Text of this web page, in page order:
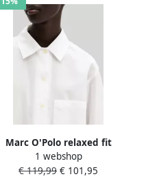
Marc O'Polo relaxed fit
blouse van puur katoen
met detail op de rug
1 webshop
€ 119,99 € 101,95